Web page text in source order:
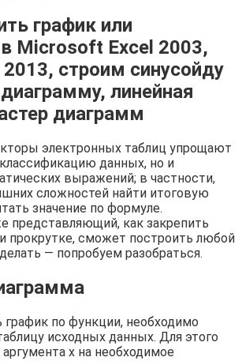
график или
Microsoft Excel 2003,
строим синусойду
линейная
диаграмм
электронных таблиц упрощают
данных, но и
выражений; в частности,
сложностей найти итоговую
значение по формуле.
представляющий, как закрепить
прокрутке, сможет построить любой
— попробуем разобраться.
по функции, необходимо
исходных данных. Для этого
аргумента х на необходимое